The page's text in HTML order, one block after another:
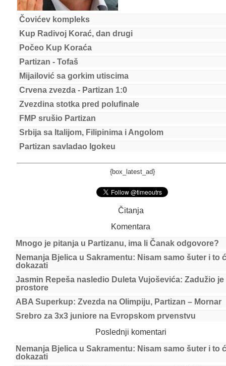
Čovićev kompleks
Kup Radivoj Korać, dan drugi
Počeo Kup Koraća
Partizan - Tofaš
Mijailović sa gorkim utiscima
Crvena zvezda - Partizan 1:0
Zvezdina stotka pred polufinale
FMP srušio Partizan
Srbija sa Italijom, Filipinima i Angolom
Partizan savladao Igokeu
{box_latest_ad}
Čitanja
Komentara
Mnogo je pitanja u Partizanu, ima li Čanak odgovore?
Nemanja Bjelica u Sakramentu: Nisam samo šuter i to
dokazati
Jasmin Repeša nasledio Duleta Vujoševića: Zadužio je
prostore
ABA Superkup: Zvezda na Olimpiju, Partizan – Mornar
Srebro za 3x3 juniore na Evropskom prvenstvu
Poslednji komentari
Nemanja Bjelica u Sakramentu: Nisam samo šuter i to
dokazati